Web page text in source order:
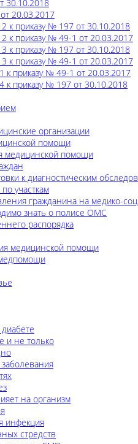
30.10.2018
20.03.2017
к приказу № 197 от 30.10.2018
к приказу № 49-1 от 20.03.2017
к приказу № 197 от 30.10.2018
к приказу № 49-1 от 20.03.2017
приказу № 49-1 от 20.03.2017
приказу № 197 от 30.10.2018
организации
помощи
медицинской помощи
к диагностическим
участкам
гражданина на медико-
знать о полисе ОМС
распорядка
медицинской помощи
и не только
на организм
инфекция
стредств